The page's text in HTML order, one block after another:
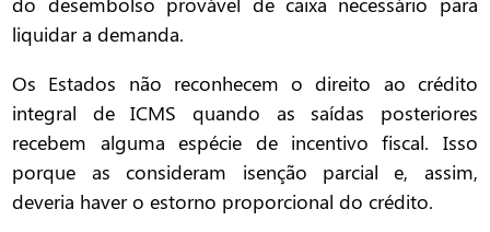
liquidar a demanda.
Os Estados não reconhecem o direito ao crédito
integral de ICMS quando as saídas posteriores
recebem alguma espécie de incentivo fiscal. Isso
porque as consideram isenção parcial e, assim,
deveria haver o estorno proporcional do crédito.